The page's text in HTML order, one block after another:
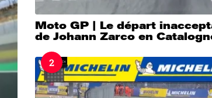
Moto GP | Le départ
de Johann Zarco en
2